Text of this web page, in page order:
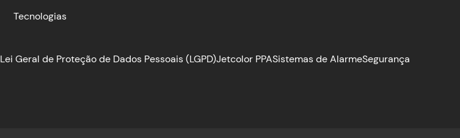
Tecnologias
Lei Geral de Proteção de Dados Pessoais (LGPD)Jetcolor PPASistemas de AlarmeSegurança